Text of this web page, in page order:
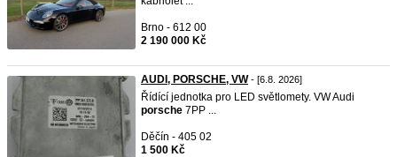
Brno - 612 00
2 190 000 Kč
AUDI, PORSCHE, VW- [6.8. 2026]
Řídící jednotka pro LED světlomety. VW Audi
porsche 7PP ...
Děčín - 405 02
1 500 Kč